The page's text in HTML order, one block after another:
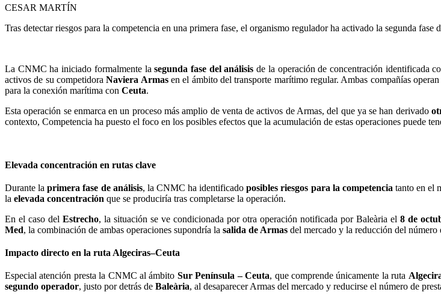
CESAR MARTÍN
Tras detectar riesgos para la competencia en una primera fase, el organismo regulador ha activado la segunda
La CNMC ha iniciado formalmente lasegunda fase del análisis de la operación de concentración identificada
activos de su competidoraNaviera Armasen el ámbito del transporte marítimo regular. Ambas compañías
para la conexión marítima con Ceuta.
Esta operación se enmarca en un proceso más amplio de venta de activos de Armas, del que ya se han derivado
contexto, Competencia ha puesto el foco en los posibles efectos que la acumulación de estas operaciones puede
Elevada concentración en rutas clave
Durante laprimera fase de análisis, la CNMC ha identificadoposibles riesgos para la competencia tanto en el
la elevada concentración que se produciría tras completarse la operación.
En el caso del Estrecho, la situación se ve condicionada por otra operación notificada por Baleària el 8 de
Med, la combinación de ambas operaciones supondría la salida de Armas del mercado y la reducción del número
Impacto directo en la ruta Algeciras–Ceuta
Especial atención presta la CNMC al ámbito Sur Península – Ceuta, que comprende únicamente la ruta
segundo operador, justo por detrás de Baleària, al desaparecer Armas del mercado y reducirse el número de